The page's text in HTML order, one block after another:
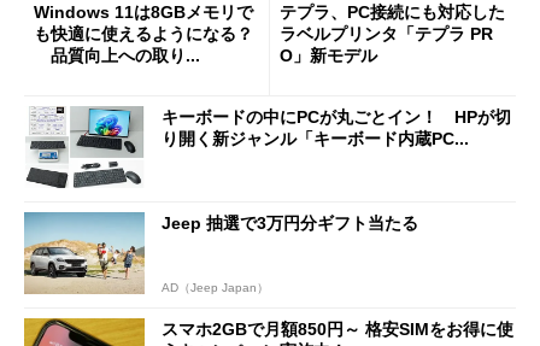
Windows 11は8GBメモリで
も快適に使えるようになる？
品質向上への取り...
テプラ、PC接続にも対応した
ラベルプリンタ「テプラ PR
O」新モデル
キーボードの中にPCが丸ごとイン！ HPが切
り開く新ジャンル「キーボード内蔵PC...
Jeep 抽選で3万円分ギフト当たる
AD（Jeep Japan）
スマホ2GBで月額850円～ 格安SIMをお得に使